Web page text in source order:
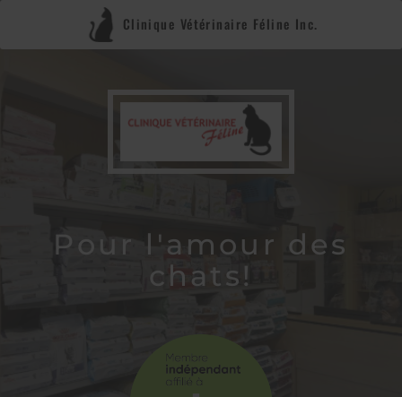
Pour l'amour des
chats!
Clinique Vétérinaire Féline Inc.